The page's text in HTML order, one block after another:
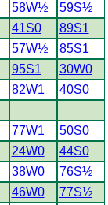
58W½
59S½
41S0
89S1
57W½
85S1
95S1
30W0
82W1
40S0
77W1
50S0
24W0
44S0
38W0
76S½
46W0
77S½